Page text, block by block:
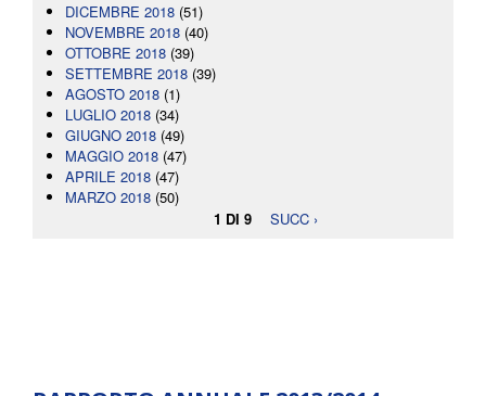
DICEMBRE 2018 (51)
NOVEMBRE 2018 (40)
OTTOBRE 2018 (39)
SETTEMBRE 2018 (39)
AGOSTO 2018 (1)
LUGLIO 2018 (34)
GIUGNO 2018 (49)
MAGGIO 2018 (47)
APRILE 2018 (47)
MARZO 2018 (50)
1 DI 9
SUCC ›